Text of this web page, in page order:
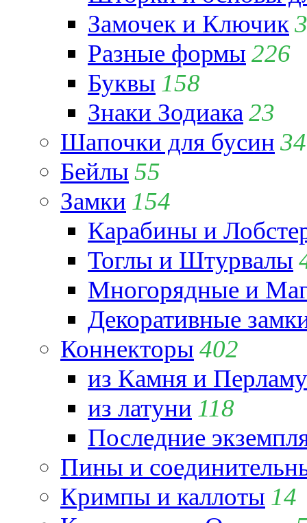
Замочек и Ключик
Разные формы 226
Буквы 158
Знаки Зодиака 23
Шапочки для бусин 34
Бейлы 55
Замки 154
Карабины и
Тоглы и Штурвалы
Многорядные и
Декоративные
Коннекторы 402
из Камня и
из латуни 118
Последние
Пины и
Кримпы и каллоты 14